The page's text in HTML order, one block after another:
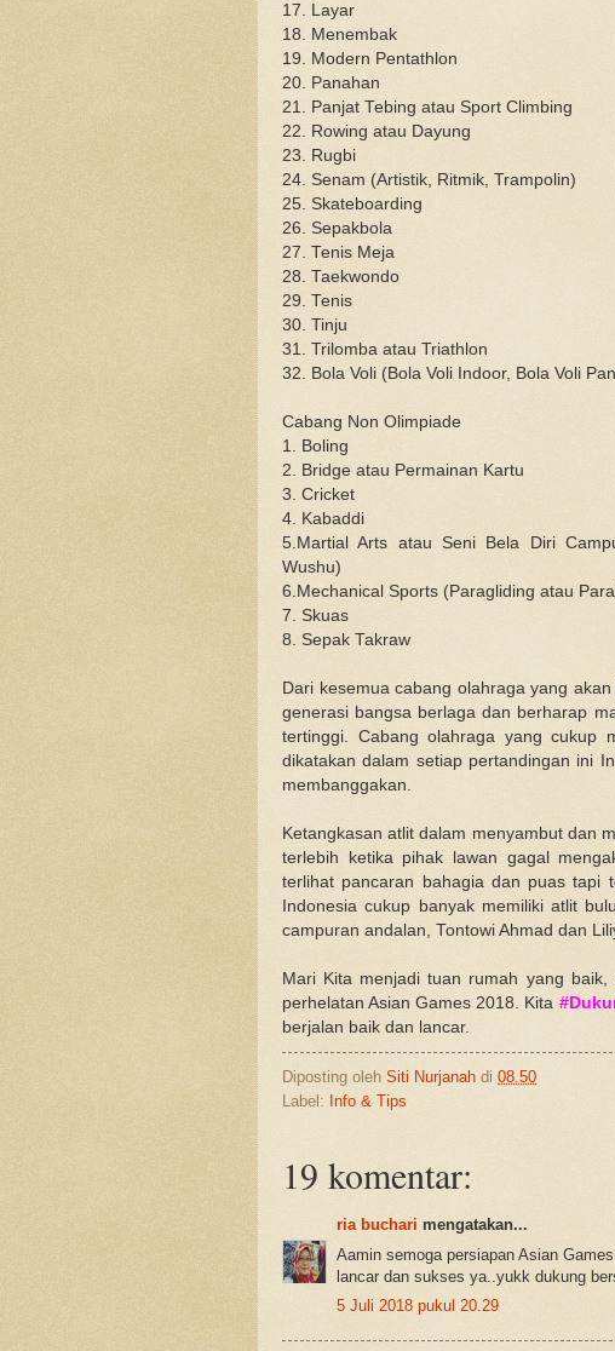
17. Layar
18. Menembak
19. Modern Pentathlon
20. Panahan
21. Panjat Tebing atau Sport Climbing
22. Rowing atau Dayung
23. Rugbi
24. Senam (Artistik, Ritmik, Trampolin)
25. Skateboarding
26. Sepakbola
27. Tenis Meja
28. Taekwondo
29. Tenis
30. Tinju
31. Trilomba atau Triathlon
32. Bola Voli (Bola Voli Indoor, Bola Voli
Cabang Non Olimpiade
1. Boling
2. Bridge atau Permainan Kartu
3. Cricket
4. Kabaddi
5.Martial Arts atau Seni Bela Diri
Wushu)
6.Mechanical Sports (Paragliding atau
7. Skuas
8. Sepak Takraw
Dari kesemua cabang olahraga yang
generasi bangsa berlaga dan berharap
tertinggi. Cabang olahraga yang cukup
dikatakan dalam setiap pertandingan ini
membanggakan.
Ketangkasan atlit dalam menyambut dan
terlebih ketika pihak lawan gagal
terlihat pancaran bahagia dan puas tapi
Indonesia cukup banyak memiliki atlit
campuran andalan, Tontowi Ahmad dan
Mari Kita menjadi tuan rumah yang
perhelatan Asian Games 2018. Kita
berjalan baik dan lancar.
Diposting oleh Siti Nurjanah di 08.50
Label: Info & Tips
19 komentar:
ria buchari mengatakan...
Aamin semoga persiapan Asian
lancar dan sukses ya..yukk dukung
5 Juli 2018 pukul 20.29